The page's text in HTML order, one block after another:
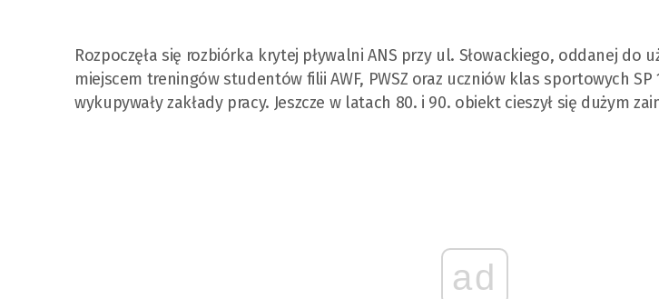
Rozpoczęła się rozbiórka krytej pływalni ANS przy ul. Słowackiego, oddanej do
miejscem treningów studentów filii AWF, PWSZ oraz uczniów klas sportowych SP
wykupywały zakłady pracy. Jeszcze w latach 80. i 90. obiekt cieszył się dużym
ad